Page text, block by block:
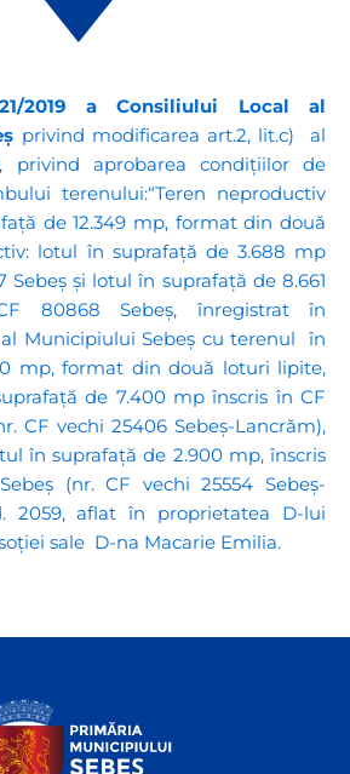
2019 a Consiliului Local al
privind modificarea art.2, lit.c) al
privind aprobarea condițiilor de
terenului:“Teren neproductiv
de 12.349 mp, format din două
lotul în suprafață de 3.688 mp
Sebeș și lotul în suprafață de 8.661
80868 Sebeș, înregistrat în
Municipiului Sebeș cu terenul în
mp, format din două loturi lipite,
de 7.400 mp înscris în CF
CF vechi 25406 Sebeș-Lancrăm),
în suprafață de 2.900 mp, înscris
(nr. CF vechi 25554 Sebeș-
2059, aflat în proprietatea D-lui
sale D-na Macarie Emilia.